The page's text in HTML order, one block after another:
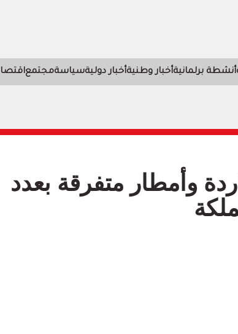
أنشطة برلمانيةأخبار وطنيةأخبار دوليةسياسةمجتمع
وأمطار متفرقة بعدد